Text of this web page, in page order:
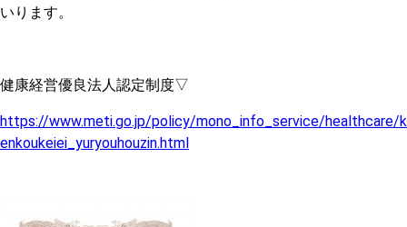
いります。
健康経営優良法人認定制度▽
https://www.meti.go.jp/policy/mono_info_service/healthcare/k
enkoukeiei_yuryouhouzin.html